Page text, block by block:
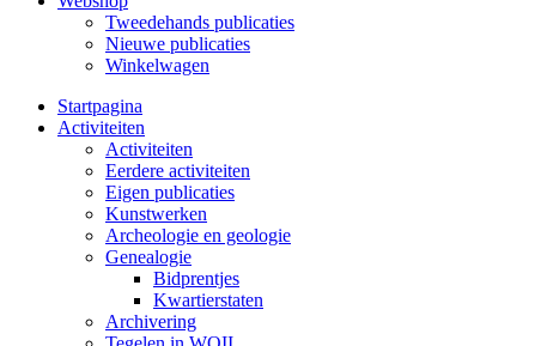
Tweedehands publicaties
Nieuwe publicaties
Winkelwagen
Startpagina
Activiteiten
Activiteiten
Eerdere activiteiten
Eigen publicaties
Kunstwerken
Archeologie en geologie
Genealogie
Bidprentjes
Kwartierstaten
Archivering